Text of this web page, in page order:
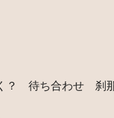
？ 待ち合わせ 刹